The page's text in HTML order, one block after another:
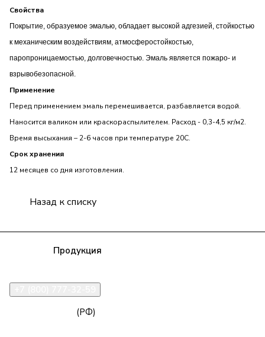
Свойства
Покрытие, образуемое эмалью, обладает высокой адгезией, стойкостью
к механическим воздействиям, атмосферостойкостью,
паропроницаемостью, долговечностью. Эмаль является пожаро- и
взрывобезопасной.
Применение
Перед применением эмаль перемешивается, разбавляется водой.
Наносится валиком или краскораспылителем. Расход - 0,3-4,5 кг/м2.
Время высыхания – 2-6 часов при температуре 20С.
Срок хранения
12 месяцев со дня изготовления.
Назад к списку
Продукция
(РФ)